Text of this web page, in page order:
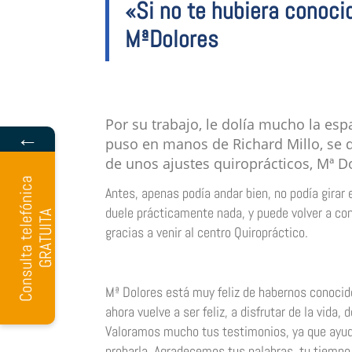
«Si no te hubiera
MªDolores
Por su trabajo, le dolía mucho la
puso en manos de Richard Millo,
de unos ajustes quiroprácticos, Mª
Antes, apenas podía andar bien, no podía
duele prácticamente nada, y puede volver a
gracias a venir al centro Quiropráctico.
Mª Dolores está muy feliz de habernos
ahora vuelve a ser feliz, a disfrutar de la vida,
Valoramos mucho tus testimonios, ya que
←
C
o
n
s
u
l
t
a
t
e
l
e
f
ó
n
i
c
a
G
R
A
T
U
I
TA